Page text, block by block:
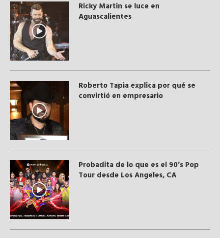
Ricky Martin se luce en
Aguascalientes
Roberto Tapia explica por qué se
convirtió en empresario
Probadita de lo que es el 90’s Pop
Tour desde Los Angeles, CA